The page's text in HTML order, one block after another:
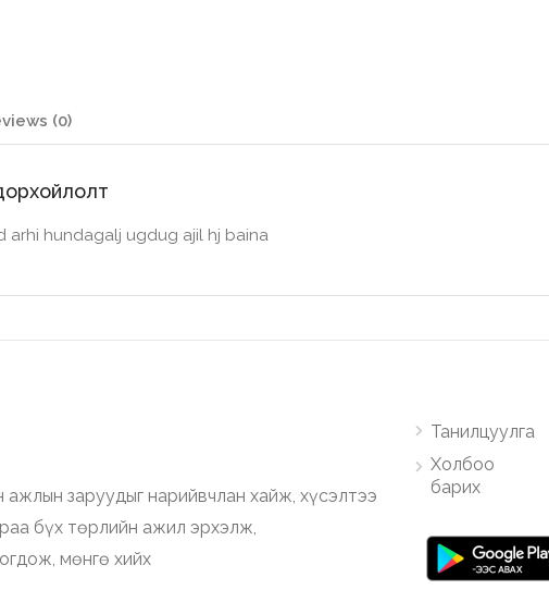
(0)
arhi hundagalj ugdug ajil hj baina
заруудыг нарийвчлан хайж, хүсэлтээ
бүх төрлийн ажил эрхэлж,
мөнгө хийх
Танилцуулга
Холбоо
барих